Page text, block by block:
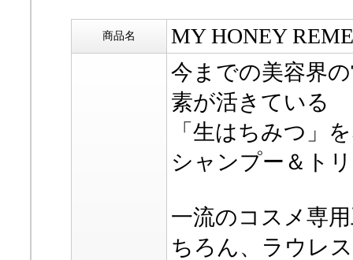
商品名 MY HONEY
今までの美容界
素が活きている
「生はちみつ」
シャンプー＆ト
一流のコスメ専
ちろん、ラウレ